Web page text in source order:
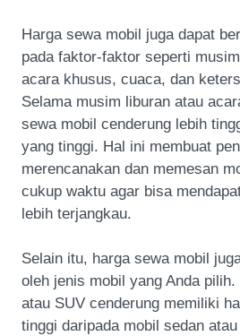
Harga sewa mobil juga dapat
pada faktor-faktor seperti
acara khusus, cuaca, dan
Selama musim liburan atau
sewa mobil cenderung lebih
yang tinggi. Hal ini membuat
merencanakan dan memesan
cukup waktu agar bisa
lebih terjangkau.
Selain itu, harga sewa mobil
oleh jenis mobil yang Anda
atau SUV cenderung memiliki
tinggi daripada mobil sedan